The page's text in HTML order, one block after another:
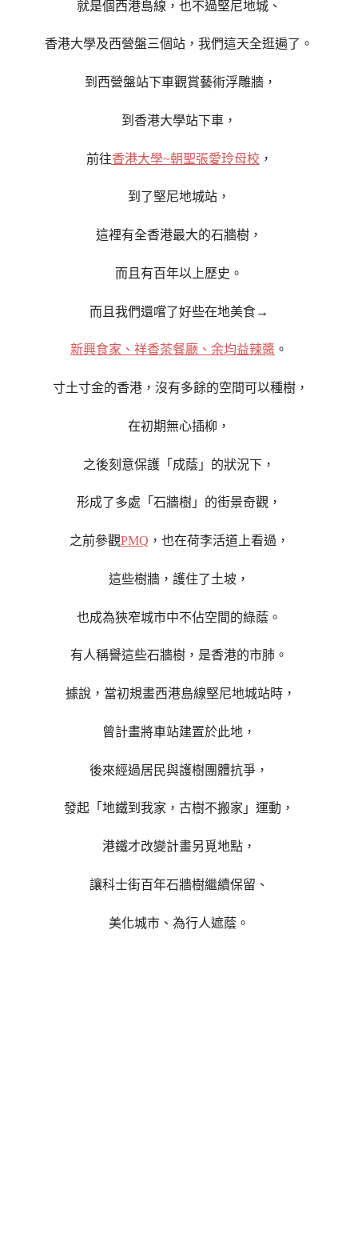
就是個西港島線，也不過堅尼地城、
香港大學及西營盤三個站，我們這天全逛遍了。
到西營盤站下車觀賞藝術浮雕牆，
到香港大學站下車，
前往香港大學~朝聖張愛玲母校，
到了堅尼地城站，
這裡有全香港最大的石牆樹，
而且有百年以上歷史。
而且我們還嚐了好些在地美食→
新興食家、祥香茶餐廳、余均益辣醬 。
寸土寸金的香港，沒有多餘的空間可以種樹，
在初期無心插柳，
之後刻意保護「成蔭」的狀況下，
形成了多處「石牆樹」的街景奇觀，
之前參觀PMQ ，也在荷李活道上看過，
這些樹牆，護住了土坡，
也成為狹窄城市中不佔空間的綠蔭。
有人稱譽這些石牆樹，是香港的市肺。
據說，當初規畫西港島線堅尼地城站時，
曾計畫將車站建置於此地，
後來經過居民與護樹團體抗爭，
發起「地鐵到我家，古樹不搬家」運動，
港鐵才改變計畫另覓地點，
讓科士街百年石牆樹繼續保留、
美化城市、為行人遮蔭。